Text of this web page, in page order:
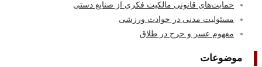
حمایت‌های قانونی مالکیت فکری از صنایع دستی
مسئولیت مدنی در حوادث ورزشی
مفهوم عسر و حرج در طلاق
موضوعات